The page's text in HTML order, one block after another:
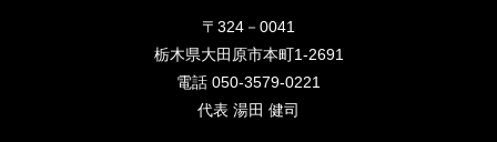
〒324－0041
栃木県大田原市本町1-2691
電話 050-3579-0221
代表 湯田 健司